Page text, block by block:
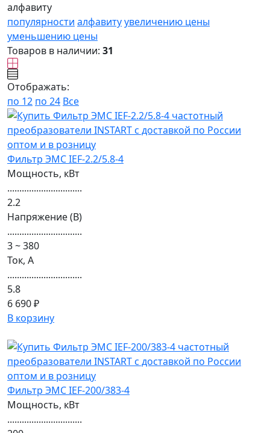
алфавиту
популярности алфавитуувеличению цены
уменьшению цены
Товаров в наличии: 31
Отображать:
по 12 по 24 Все
Фильтр ЭМС IEF-2.2/5.8-4
Мощность, кВт
...............................
2.2
Напряжение (В)
...............................
3 ~ 380
Ток, А
...............................
5.8
6 690 ₽
В корзину
Фильтр ЭМС IEF-200/383-4
Мощность, кВт
...............................